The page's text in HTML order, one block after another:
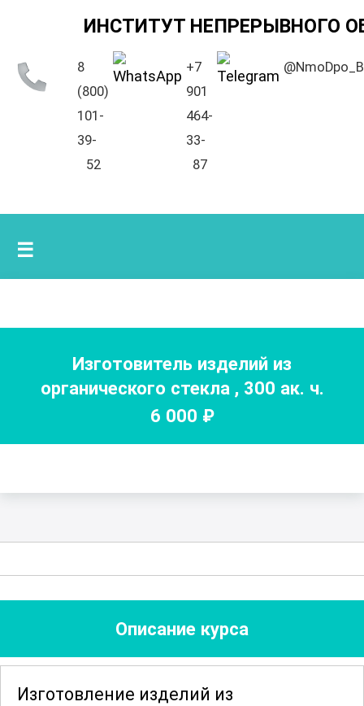
ИНСТИТУТ НЕПРЕРЫВНОГО
8
(800)
101-
39-
52
+7
901
464-
33-
87
☰
Изготовитель изделий из
органического стекла , 300 ак. ч.
6 000 ₽
Описание курса
Изготовление изделий из